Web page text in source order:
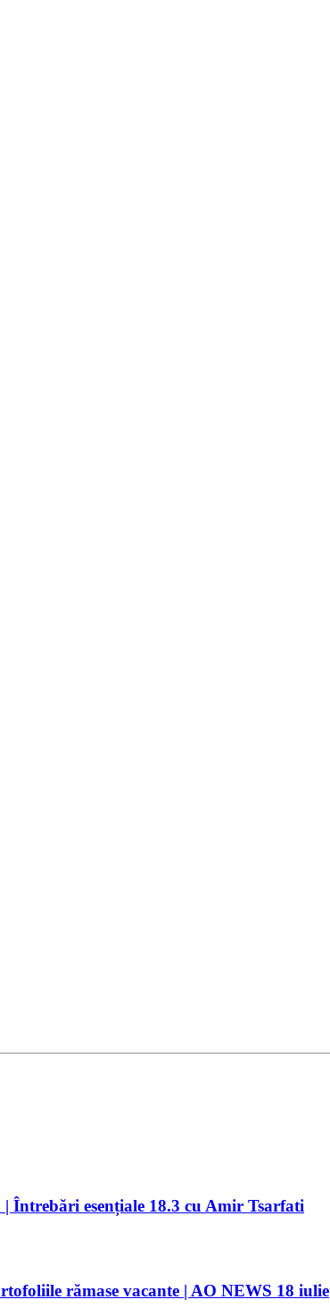
Întrebări esențiale 18.3 cu Amir Tsarfati
rămase vacante | AO NEWS 18 iulie